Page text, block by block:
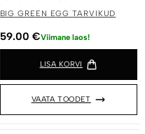
BIG GREEN EGG TARVIKUD
59.00 €Viimane laos!
LISA KORVI
VAATA TOODET